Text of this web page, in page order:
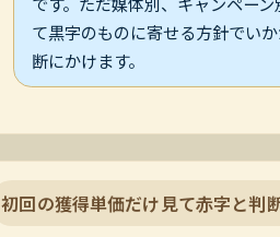
て黒字のものに寄せる方針でい
断にかけます。
初回の獲得単価だけ見て赤字と判